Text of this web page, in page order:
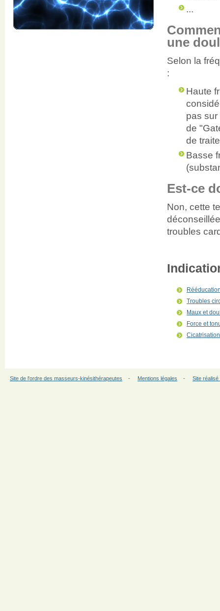
...
une
Selon la
:
Haute
pas
de
de
Basse
Est-ce
Non, cette
troubles
Troubles
Maux et
Force et
Site de l'ordre des masseurs-kinésithérapeutes - Mentions légales - Site